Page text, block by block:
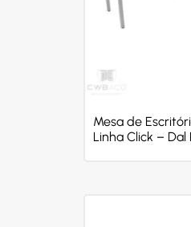
Mesa de
Linha Click – Dal